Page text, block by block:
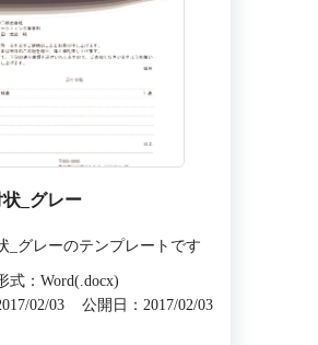
_グレー
_グレーのテンプレートです
式：Word(.docx)
02/03
公開日：2017/02/03